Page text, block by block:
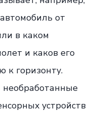
от
в каком
и каков его
к горизонту.
необработанные
устройств